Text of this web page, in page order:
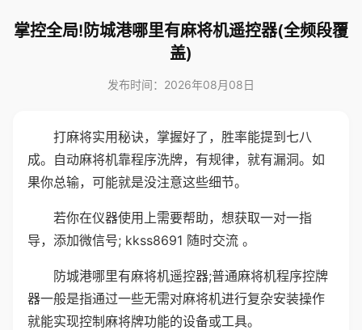
掌控全局!防城港哪里有麻将机遥控器(全频段覆
盖)
发布时间：2026年08月08日
打麻将实用秘诀，掌握好了，胜率能提到七八
成。自动麻将机靠程序洗牌，有规律，就有漏洞。如
果你总输，可能就是没注意这些细节。
若你在仪器使用上需要帮助，想获取一对一指
导，添加微信号; kkss8691 随时交流 。
防城港哪里有麻将机遥控器;普通麻将机程序控牌
器一般是指通过一些无需对麻将机进行复杂安装操作
就能实现控制麻将牌功能的设备或工具。